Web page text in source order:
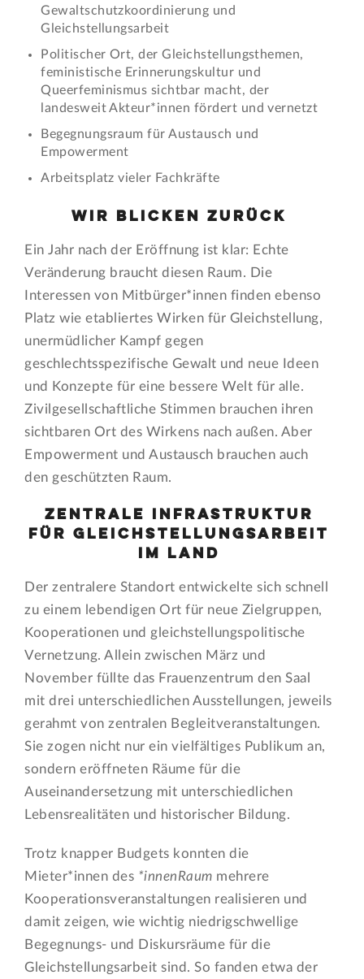
Gewaltschutzkoordinierung und
Gleichstellungsarbeit
Politischer Ort, der Gleichstellungsthemen,
feministische Erinnerungskultur und
Queerfeminismus sichtbar macht, der
landesweit Akteur*innen fördert und vernetzt
Begegnungsraum für Austausch und
Empowerment
Arbeitsplatz vieler Fachkräfte
Wir blicken zurück
Ein Jahr nach der Eröffnung ist klar: Echte
Veränderung braucht diesen Raum. Die
Interessen von Mitbürger*innen finden ebenso
Platz wie etabliertes Wirken für Gleichstellung,
unermüdlicher Kampf gegen
geschlechtsspezifische Gewalt und neue Ideen
und Konzepte für eine bessere Welt für alle.
Zivilgesellschaftliche Stimmen brauchen ihren
sichtbaren Ort des Wirkens nach außen. Aber
Empowerment und Austausch brauchen auch
den geschützten Raum.
Zentrale Infrastruktur
für Gleichstellungsarbeit
im Land
Der zentralere Standort entwickelte sich schnell
zu einem lebendigen Ort für neue Zielgruppen,
Kooperationen und gleichstellungspolitische
Vernetzung. Allein zwischen März und
November füllte das Frauenzentrum den Saal
mit drei unterschiedlichen Ausstellungen, jeweils
gerahmt von zentralen Begleitveranstaltungen.
Sie zogen nicht nur ein vielfältiges Publikum an,
sondern eröffneten Räume für die
Auseinandersetzung mit unterschiedlichen
Lebensrealitäten und historischer Bildung.
Trotz knapper Budgets konnten die
Mieter*innen des *innenRaum mehrere
Kooperationsveranstaltungen realisieren und
damit zeigen, wie wichtig niedrigschwellige
Begegnungs- und Diskursräume für die
Gleichstellungsarbeit sind. So fanden etwa der